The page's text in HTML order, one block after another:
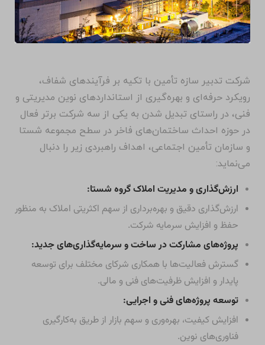
شرکت تدبیر سازه تأمین با تکیه بر فرآیندهای شفاف،
رویکرد حرفه‌ای و بهره‌گیری از استانداردهای نوین مدیریتی و
فنی، در راستای تبدیل شدن به یکی از سه شرکت برتر فعال
در حوزه احداث ساختمان‌های فاخر در سطح مجموعه شستا
و سازمان تأمین اجتماعی، اهداف راهبردی زیر را دنبال
می‌نماید:
ارزش‌گذاری و مدیریت املاک گروه شستا:
ارزش‌گذاری دقیق و بهره‌برداری از سهم اکثریتی املاک به منظور
حفظ و افزایش سرمایه شرکت.
پروژه‌های مشارکت در ساخت و سرمایه‌گذاری‌های جدید:
گسترش فعالیت‌ها با همکاری شرکای مختلف برای توسعه
پایدار و افزایش ظرفیت‌های فنی و مالی.
توسعه پروژه‌های فنی و اجرایی:
افزایش کیفیت، بهره‌وری و سهم بازار از طریق به‌کارگیری
فناوری‌های نوین.